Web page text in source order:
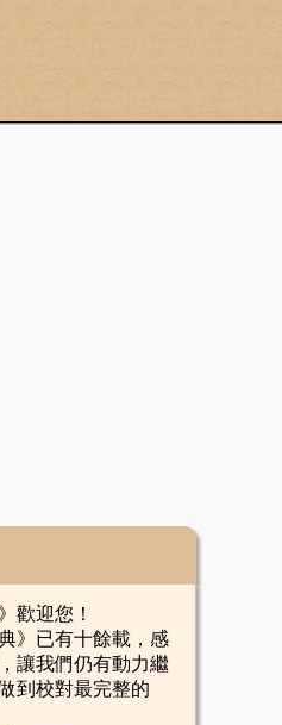
迎您！
已有十餘載，感
讓我們仍有動力繼
到校對最完整的